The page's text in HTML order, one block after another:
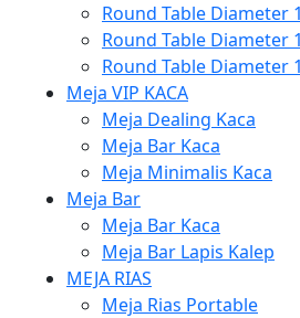
Round Table Diameter
Round Table Diameter
Round Table Diameter
Meja VIP KACA
Meja Dealing Kaca
Meja Bar Kaca
Meja Minimalis Kaca
Meja Bar
Meja Bar Kaca
Meja Bar Lapis Kalep
MEJA RIAS
Meja Rias Portable